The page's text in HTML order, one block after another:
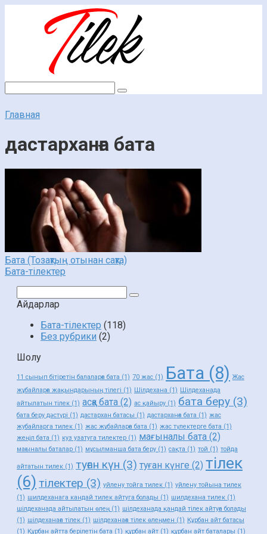
Главная
дастарханға бата
Бата (Тозақтың отынан сақта)
Бата-тілектер
Айдарлар
Бата-тілектер (118)
Без рубрики (2)
Шолу
11 сынып бітіретін балаларға бата (1) 70 жас (1) Бата (8) Жас
жұбайларға жақындарының тілегі (1) Шілдехана (1) Шілдеханада
айтылатын тілек (1) асқа бата (2) ас қайыру (1) бата беру (3)
бата беру дәстүрі (1) дастархан батасы (1) дастарханға бата (1) жас
жубайларга тилек (1) жас жұбайларға бата (1) жас түлектерге бата (1)
жеңіл бата (1) куз узатуга тилектер (1) мағыналы бата (2)
мағыналы баталар (1) мұсылманша бата беру (1) сақта (1) той (1) тойда
айтатын тилек (1) туған күн (3) туған күнге (2) тілек
(6) тілектер (3) уйлену тойга тилек (1) уйлену тойына тилек
(1) шилдеханага кандай тилек айтуга болады (1) шилдехана тилек (1)
шілдеханада айтылатын өлең (1) шілдеханада қандай тілек айтуға болады
(1) шілдеханаға тілек (1) шілдеханаға тілек өлеңмен (1) Құрбан айт батасы
(1) Құрбан айтта берілетін бата (1) құрбан айт (1) құрбан айт баталары (1)